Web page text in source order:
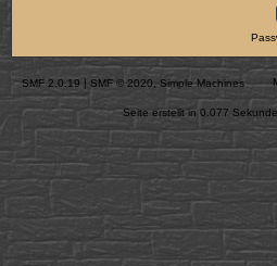
SMF 2.0.19 | SMF © 2020 ,Simple Machines
Seite erstellt in 0.077